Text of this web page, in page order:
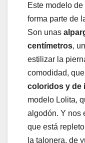
Este modelo
forma parte de
Son unas
centímetros,
estilizar la
comodidad,
coloridos y de
modelo Lolita,
algodón. Y nos
que está
la talonera, de